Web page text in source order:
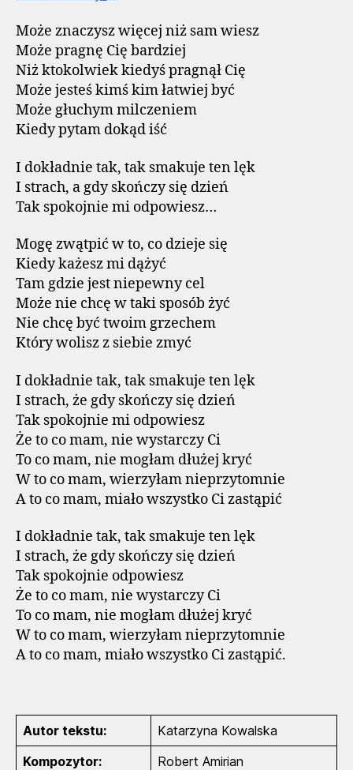
Może znaczysz więcej niż sam wiesz
Może pragnę Cię bardziej
Niż ktokolwiek kiedyś pragnął Cię
Może jesteś kimś kim łatwiej być
Może głuchym milczeniem
Kiedy pytam dokąd iść
I dokładnie tak, tak smakuje ten lęk
I strach, a gdy skończy się dzień
Tak spokojnie mi odpowiesz…
Mogę zwątpić w to, co dzieje się
Kiedy każesz mi dążyć
Tam gdzie jest niepewny cel
Może nie chcę w taki sposób żyć
Nie chcę być twoim grzechem
Który wolisz z siebie zmyć
I dokładnie tak, tak smakuje ten lęk
I strach, że gdy skończy się dzień
Tak spokojnie mi odpowiesz
Że to co mam, nie wystarczy Ci
To co mam, nie mogłam dłużej kryć
W to co mam, wierzyłam nieprzytomnie
A to co mam, miało wszystko Ci zastąpić
I dokładnie tak, tak smakuje ten lęk
I strach, że gdy skończy się dzień
Tak spokojnie odpowiesz
Że to co mam, nie wystarczy Ci
To co mam, nie mogłam dłużej kryć
W to co mam, wierzyłam nieprzytomnie
A to co mam, miało wszystko Ci zastąpić.
Autor tekstu:
Katarzyna Kowalska
Kompozytor:
Robert Amirian